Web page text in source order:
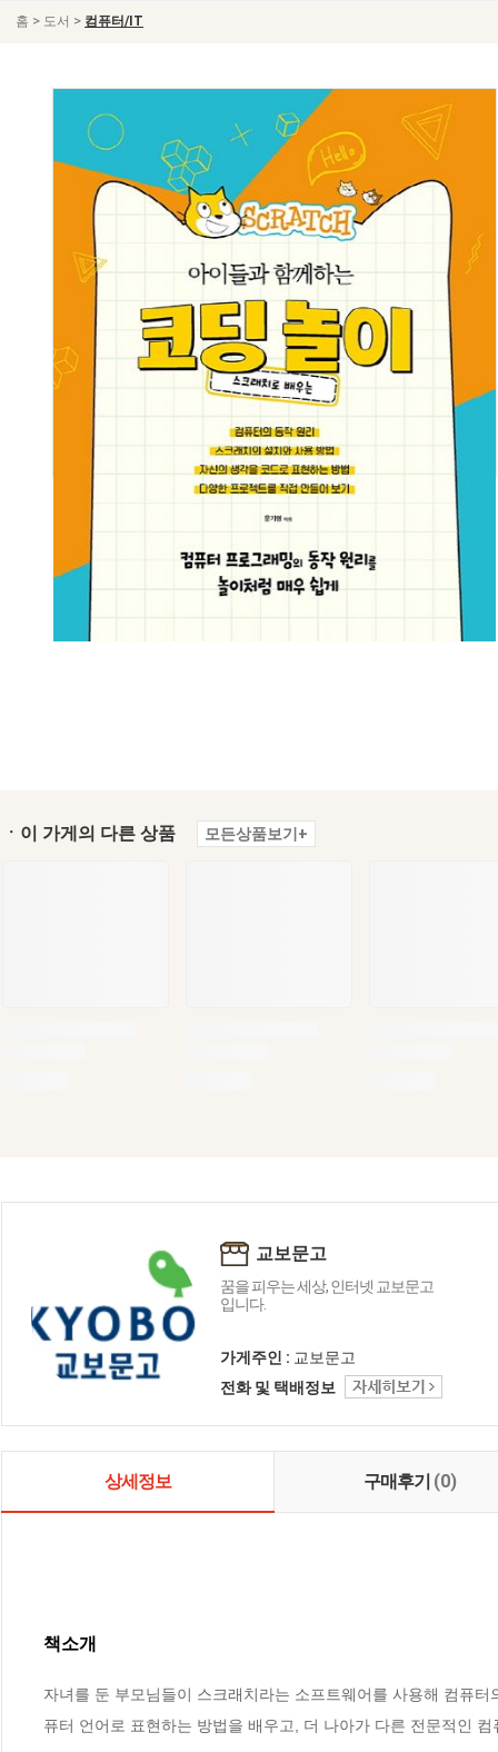
홈 > 도서 > 컴퓨터/IT
ㆍ이 가게의 다른 상품 모든상품보기+
교보문고
꿈을 피우는 세상, 인터넷 교보문고
입니다.
가게주인 : 교보문고
전화 및 택배정보
상세정보 구매후기 (0)
책소개
자녀를 둔 부모님들이 스크래치라는 소프트웨어를 사용해 컴퓨
퓨터 언어로 표현하는 방법을 배우고, 더 나아가 다른 전문적인